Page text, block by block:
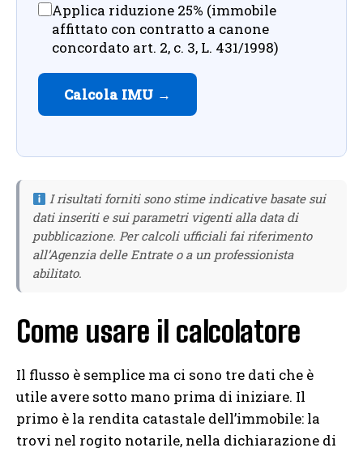
Applica riduzione 25% (immobile
affittato con contratto a canone
concordato art. 2, c. 3, L. 431/1998)
Calcola IMU →
I risultati forniti sono stime indicative basate sui
dati inseriti e sui parametri vigenti alla data di
pubblicazione. Per calcoli ufficiali fai riferimento
all’Agenzia delle Entrate o a un professionista
abilitato.
Come usare il calcolatore
Il flusso è semplice ma ci sono tre dati che è
utile avere sotto mano prima di iniziare. Il
primo è la rendita catastale dell’immobile: la
trovi nel rogito notarile, nella dichiarazione di